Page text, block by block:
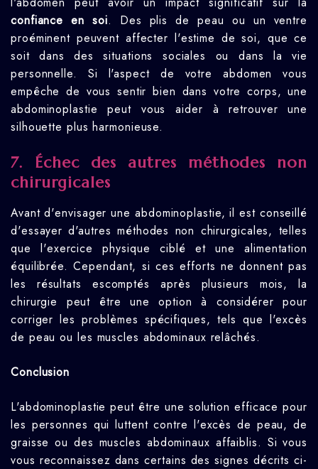
confiance en soi. Des plis de peau ou un ventre
proéminent peuvent affecter l'estime de soi, que ce
soit dans des situations sociales ou dans la vie
personnelle. Si l'aspect de votre abdomen vous
empêche de vous sentir bien dans votre corps, une
abdominoplastie peut vous aider à retrouver une
silhouette plus harmonieuse.
7. Échec des autres méthodes non
chirurgicales
Avant d'envisager une abdominoplastie, il est conseillé
d'essayer d'autres méthodes non chirurgicales, telles
que l'exercice physique ciblé et une alimentation
équilibrée. Cependant, si ces efforts ne donnent pas
les résultats escomptés après plusieurs mois, la
chirurgie peut être une option à considérer pour
corriger les problèmes spécifiques, tels que l'excès
de peau ou les muscles abdominaux relâchés.
Conclusion
L'abdominoplastie peut être une solution efficace pour
les personnes qui luttent contre l'excès de peau, de
graisse ou des muscles abdominaux affaiblis. Si vous
vous reconnaissez dans certains des signes décrits ci-